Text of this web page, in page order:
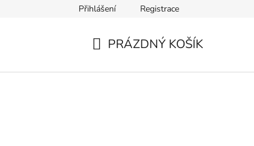
Přihlášení Registrace
PRÁZDNÝ KOŠÍK